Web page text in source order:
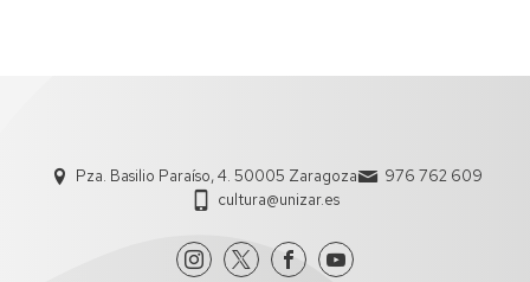
Pza. Basilio Paraíso, 4. 50005 Zaragoza
976 762 609
cultura@unizar.es